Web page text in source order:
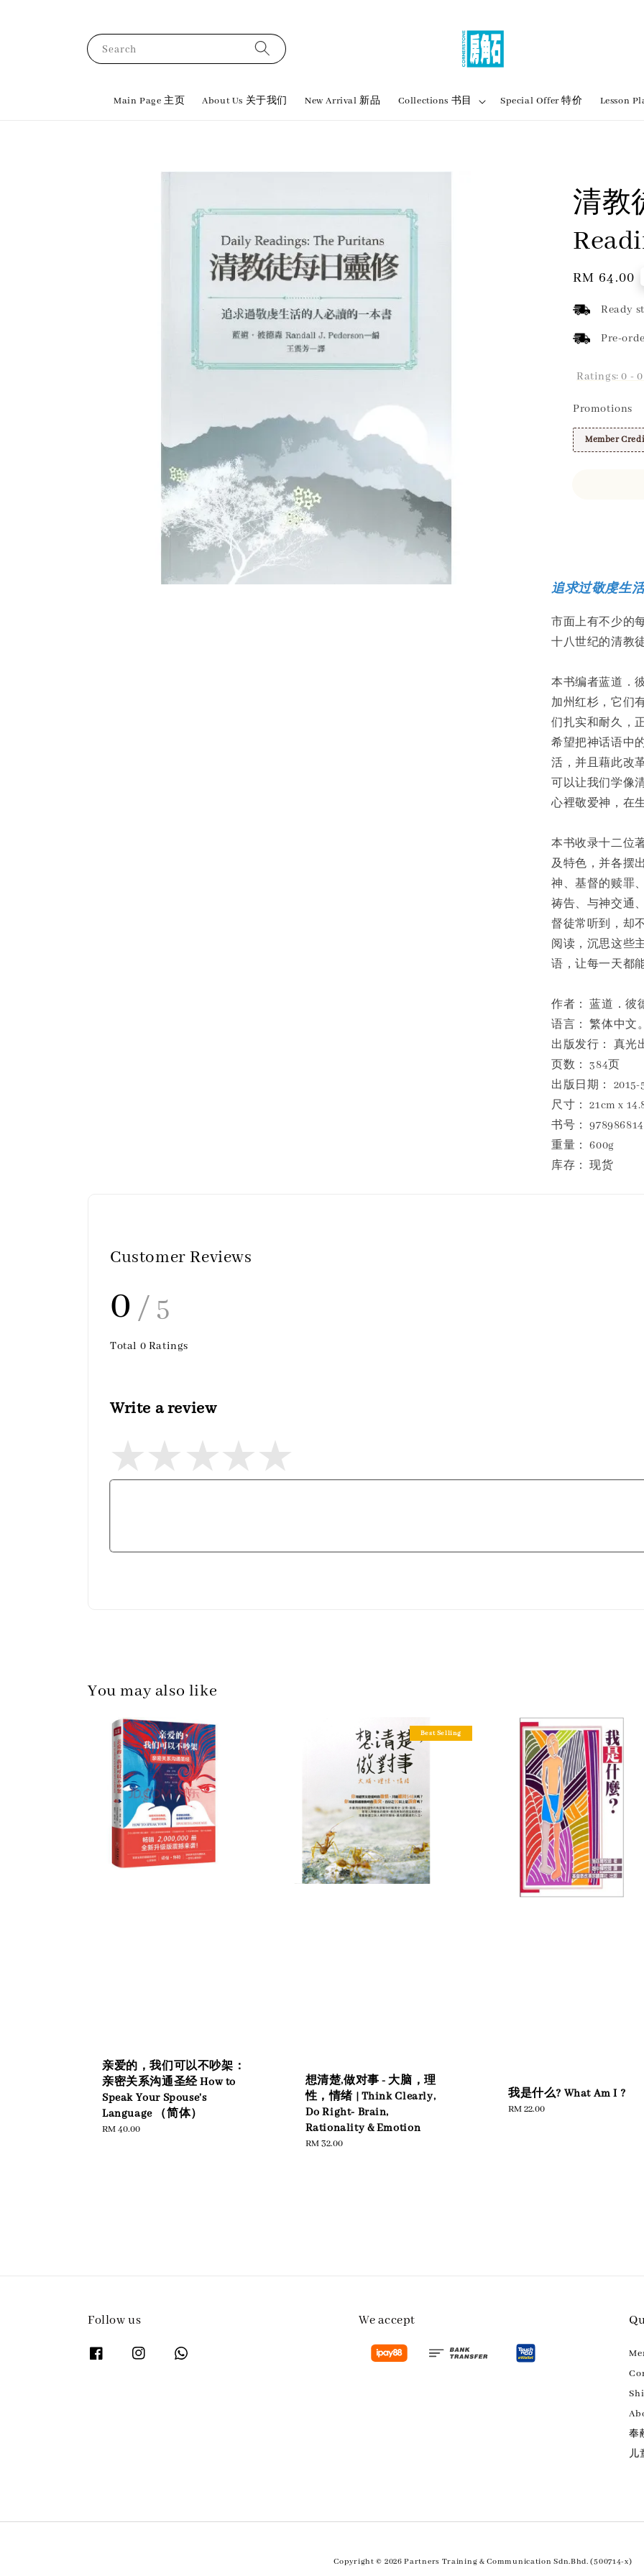
Search
Main Page 主页 About Us 关于我们 New Arrival 新品 Collections 书目 Special Offer 特价 Lesson
清教
Regular
price
RM 64.00
Ready
Pre-
Ratings:0 - 0
Promotions
Member
追求过敬虔生
市面上有不少的
十八世纪的清教
本书编者蓝道．
加州红杉，它们
们扎实和耐久，
希望把神话语中
活，并且藉此改
可以让我们学像
心裡敬爱神，在
本书收录十二位
及特色，并各摆
神、基督的赎罪
祷告、与神交通
督徒常听到，却
阅读，沉思这些
语，让每一天都
作者： 蓝道．彼
语言： 繁体中文
出版发行： 真光
页数： 384页
出版日期： 2015-
尺寸： 21cm x
书号：
重量： 600g
库存： 现货
Customer Reviews
0 / 5
Total 0 Ratings
Write a review
You may also like
亲爱的，我们可以不吵架：
亲密关系沟通圣经 How to
Speak Your Spouse's
Language （简体）
Regular
RM 40.00
Best Selling
想清楚,做对事 - 大脑，理
性，情绪 | Think Clearly,
Do Right- Brain,
Rationality & Emotion
Regular
RM 32.00
我是什么? What Am I ?
Regular
RM 22.00
Follow us We accept
奉
儿
Copyright © 2026 Partners Training & Communication Sdn.Bhd. (500714-x)